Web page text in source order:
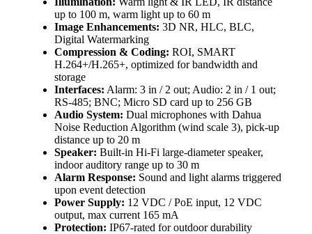
up to 100 m, warm light up to 60 m
Image Enhancements: 3D NR, HLC, BLC,
Digital Watermarking
Compression & Coding: ROI, SMART
H.264+/H.265+, optimized for bandwidth and
storage
Interfaces: Alarm: 3 in / 2 out; Audio: 2 in / 1 out;
RS-485; BNC; Micro SD card up to 256 GB
Audio System: Dual microphones with Dahua
Noise Reduction Algorithm (wind scale 3), pick-up
distance up to 20 m
Speaker: Built-in Hi-Fi large-diameter speaker,
indoor auditory range up to 30 m
Alarm Response: Sound and light alarms triggered
upon event detection
Power Supply: 12 VDC / PoE input, 12 VDC
output, max current 165 mA
Protection: IP67-rated for outdoor durability